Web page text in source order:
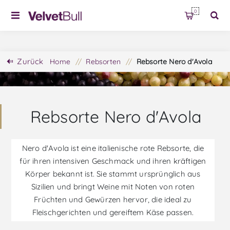
0
Zurück Home / Rebsorten / Rebsorte Nero d'Avola
Rebsorte Nero d'Avola
Nero d'Avola ist eine italienische rote Rebsorte, die
für ihren intensiven Geschmack und ihren kräftigen
Körper bekannt ist. Sie stammt ursprünglich aus
Sizilien und bringt Weine mit Noten von roten
Früchten und Gewürzen hervor, die ideal zu
Fleischgerichten und gereiftem Käse passen.